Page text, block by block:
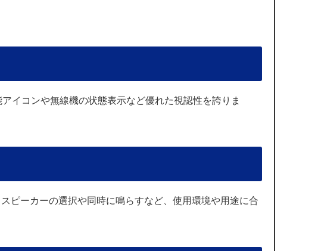
イコンや無線機の状態表示など優れた視認性を誇りま
ピーカーの選択や同時に鳴らすなど、使用環境や用途に合